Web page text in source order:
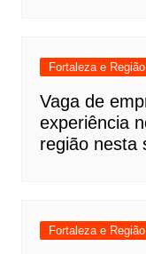
Fortaleza e
Vaga de
experiência
região nesta
Fortaleza e